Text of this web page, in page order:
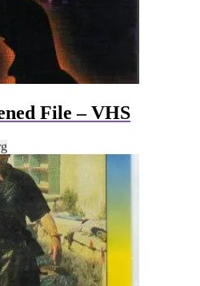
File – VHS